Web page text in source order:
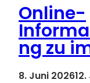
Online-
ng zu
8. Juni 2026